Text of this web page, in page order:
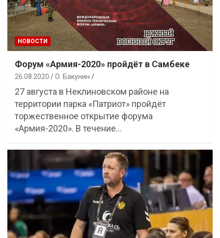
НОВОСТИ
Форум «Армия-2020» пройдёт в Самбеке
26.08.2020 О. Бакунин
27 августа в Неклиновском районе на
территории парка «Патриот» пройдёт
торжественное открытие форума
«Армия-2020». В течение…